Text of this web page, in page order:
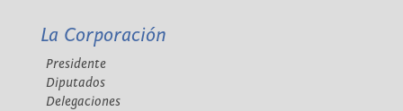
La Corporación
Presidente
Diputados
Delegaciones